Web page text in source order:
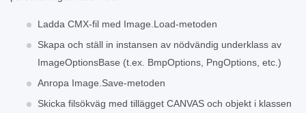
Ladda CMX-fil med Image.Load-metoden
Skapa och ställ in instansen av nödvändig underklass av
ImageOptionsBase (t.ex. BmpOptions, PngOptions, etc.)
Anropa Image.Save-metoden
Skicka filsökväg med tillägget CANVAS och objekt i klassen